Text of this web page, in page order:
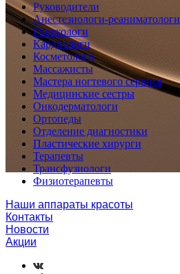
Руководители
Анестезиологи-реаниматологи
Гинекологи
Кардиологи
Косметологи
Массажисты
Мастера ногтевого сервиса
Медицинские сестры
Онкодерматологи
Ортопеды
Отделение диагностики
Пластические хирурги
Терапевты
Трансфузиологи
Физиотерапевты
Наши аппараты красоты
Контакты
Новости
Акции